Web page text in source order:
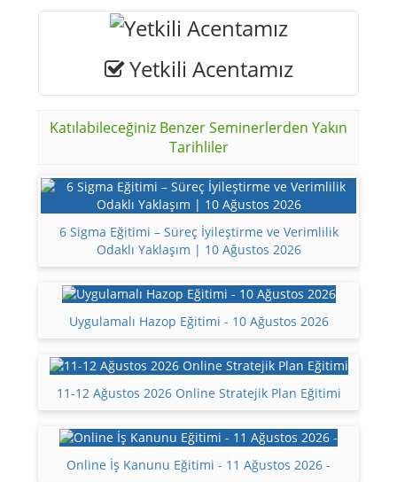
Yetkili Acentamız
Katılabileceğiniz Benzer Seminerlerden Yakın
Tarihliler
6 Sigma Eğitimi – Süreç İyileştirme ve Verimlilik
Odaklı Yaklaşım | 10 Ağustos 2026
Uygulamalı Hazop Eğitimi - 10 Ağustos 2026
11-12 Ağustos 2026 Online Stratejik Plan Eğitimi
Online İş Kanunu Eğitimi - 11 Ağustos 2026 -